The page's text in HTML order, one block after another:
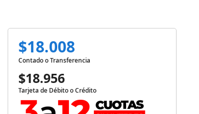
$18.008
Contado o Transferencia
$18.956
Tarjeta de Débito o Crédito